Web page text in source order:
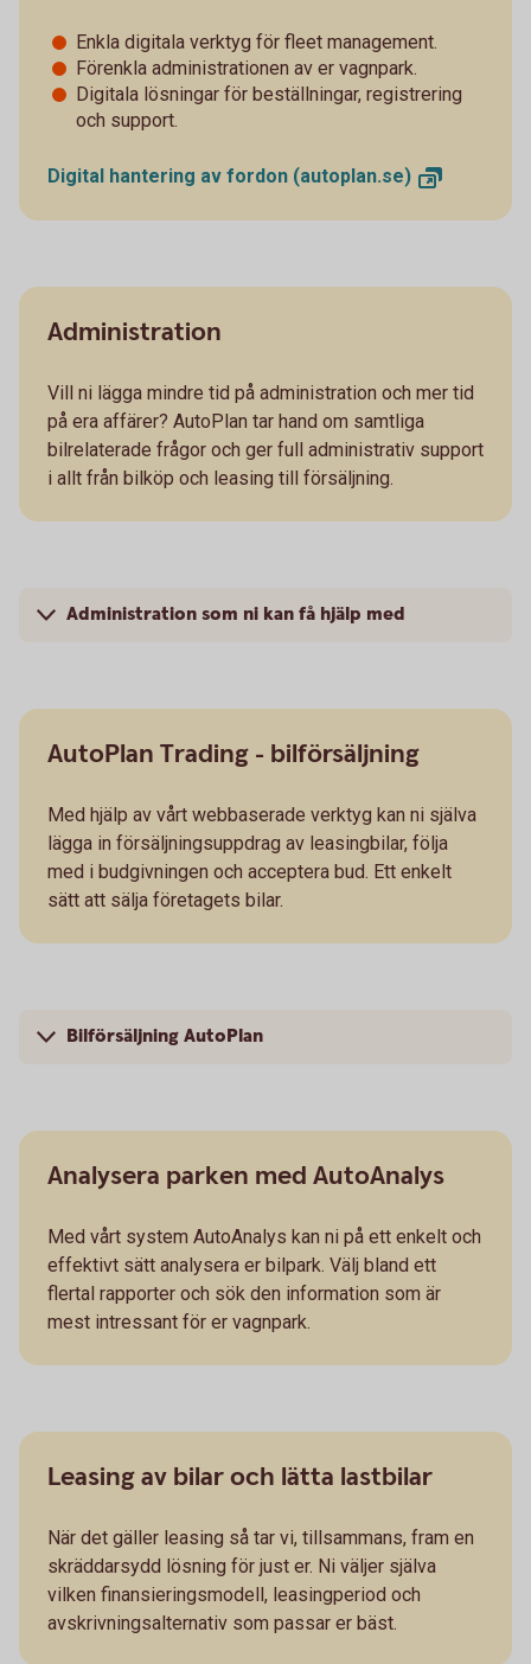
Enkla digitala verktyg för fleet management.
Förenkla administrationen av er vagnpark.
Digitala lösningar för beställningar, registrering
och support.
Digital hantering av fordon (autoplan.se)
Administration
Vill ni lägga mindre tid på administration och mer tid
på era affärer? AutoPlan tar hand om samtliga
bilrelaterade frågor och ger full administrativ support
i allt från bilköp och leasing till försäljning.
Administration som ni kan få hjälp med
AutoPlan Trading - bilförsäljning
Med hjälp av vårt webbaserade verktyg kan ni själva
lägga in försäljningsuppdrag av leasingbilar, följa
med i budgivningen och acceptera bud. Ett enkelt
sätt att sälja företagets bilar.
Bilförsäljning AutoPlan
Analysera parken med AutoAnalys
Med vårt system AutoAnalys kan ni på ett enkelt och
effektivt sätt analysera er bilpark. Välj bland ett
flertal rapporter och sök den information som är
mest intressant för er vagnpark.
Leasing av bilar och lätta lastbilar
När det gäller leasing så tar vi, tillsammans, fram en
skräddarsydd lösning för just er. Ni väljer själva
vilken finansieringsmodell, leasingperiod och
avskrivningsalternativ som passar er bäst.